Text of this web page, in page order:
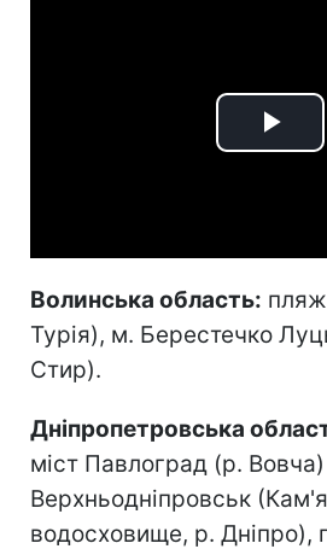
Play
Волинська область:
Турія), м. Берестечко
Стир).
Дніпропетровська
міст Павлоград (р. Вовча)
Верхньодніпровськ
водосховище, р. Дніпро),